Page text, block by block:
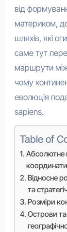
від
материком,
шляхів, які
саме тут
маршрути
чому
еволюція
sapiens.
Table of
Абсолютне
Відносне
та
Розміри
Острови та